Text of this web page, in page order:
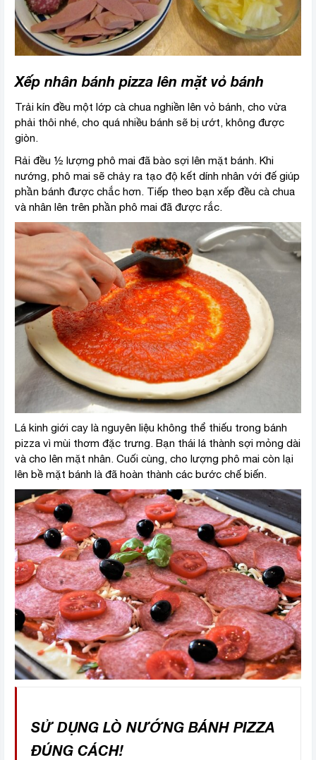
Xếp nhân bánh pizza lên mặt vỏ bánh
Trải kín đều một lớp cà chua nghiền lên vỏ bánh, cho vừa
phải thôi nhé, cho quá nhiều bánh sẽ bị ướt, không được
giòn.
Rải đều ½ lượng phô mai đã bào sợi lên mặt bánh. Khi
nướng, phô mai sẽ chảy ra tạo độ kết dính nhân với đế giúp
phần bánh được chắc hơn. Tiếp theo bạn xếp đều cà chua
và nhân lên trên phần phô mai đã được rắc.
Lá kinh giới cay là nguyên liệu không thể thiếu trong bánh
pizza vì mùi thơm đặc trưng. Bạn thái lá thành sợi mỏng dài
và cho lên mặt nhân. Cuối cùng, cho lượng phô mai còn lại
lên bề mặt bánh là đã hoàn thành các bước chế biến.
SỬ DỤNG LÒ NƯỚNG BÁNH PIZZA
ĐÚNG CÁCH!